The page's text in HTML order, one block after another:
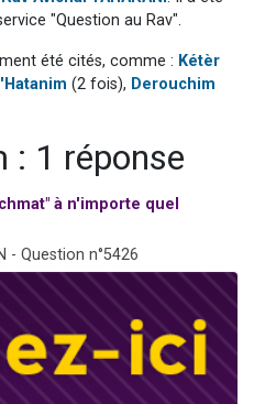
son Maasser
de donner son Maasser
de faire un don pour Événements Torah-Box
"Question au Rav".
été cités, comme : Kétèr
(2 fois), Derouchim
: 1 réponse
à n'importe quel
- Question n°5426